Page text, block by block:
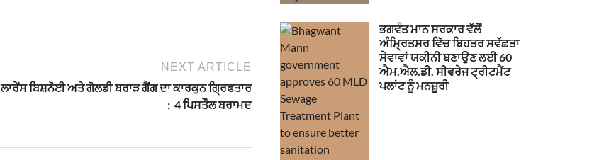
NEXT ARTICLE
ਲਾਰੇਂਸ ਬਿਸ਼ਨੋਈ ਅਤੇ ਗੋਲਡੀ ਬਰਾੜ ਗੈਂਗ ਦਾ ਕਾਰਕੁਨ ਗ੍ਰਿਫਤਾਰ
; 4 ਪਿਸਤੌਲ ਬਰਾਮਦ
ਭਗਵੰਤ ਮਾਨ ਸਰਕਾਰ ਵੱਲੋਂ
ਅੰਮ੍ਰਿਤਸਰ ਵਿੱਚ ਬਿਹਤਰ ਸਵੱਛਤਾ
ਸੇਵਾਵਾਂ ਯਕੀਨੀ ਬਣਾਉਣ ਲਈ 60
ਐਮ.ਐਲ.ਡੀ. ਸੀਵਰੇਜ ਟ੍ਰੀਟਮੈਂਟ
ਪਲਾਂਟ ਨੂੰ ਮਨਜ਼ੂਰੀ